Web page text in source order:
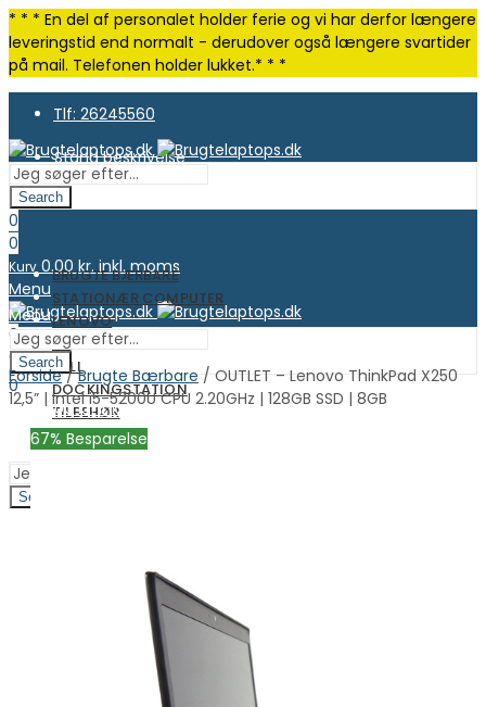
* * * En del af personalet holder ferie og vi har derfor længere
leveringstid end normalt - derudover også længere svartider
på mail. Telefonen holder lukket.* * *
Tlf: 26245560
Stand beskrivelse
Search
0
0
Kurv 0.00kr. inkl. moms
Menu
0
0
Kurv 0.00kr. inkl. moms
BRUGTE BÆRBARE
STATIONÆR COMPUTER
LENOVO
HP
DELL
DOCKINGSTATION
TILBEHØR
OUTLET
Search
Menu
Search
0
Kurv 0.00kr. inkl. moms
Forside/Brugte Bærbare / OUTLET – Lenovo ThinkPad X250
12,5” | Intel i5-5200U CPU 2.20GHz | 128GB SSD | 8GB
67% Besparelse